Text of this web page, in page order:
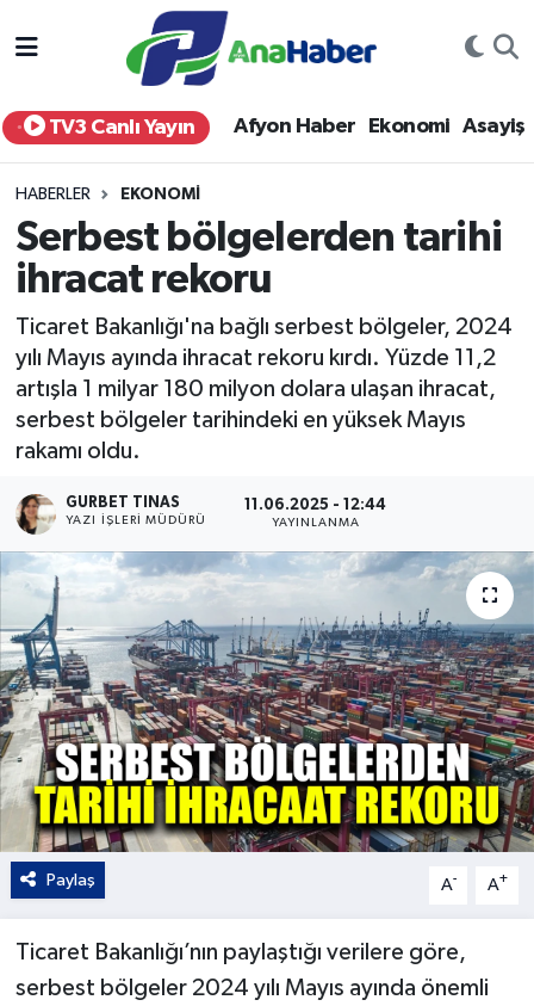
TV3 Canlı Yayın Afyon Haber Ekonomi Asayiş
HABERLER EKONOMI
Serbest bölgelerden tarihi
ihracat rekoru
Ticaret Bakanlığı'na bağlı serbest bölgeler, 2024
yılı Mayıs ayında ihracat rekoru kırdı. Yüzde 11,2
artışla 1 milyar 180 milyon dolara ulaşan ihracat,
serbest bölgeler tarihindeki en yüksek Mayıs
rakamı oldu.
GURBET TINAS
YAZI İŞLERI MÜDÜRÜ
11.06.2025 - 12:44
YAYINLANMA
Paylaş A- A+
Ticaret Bakanlığı’nın paylaştığı verilere göre,
serbest bölgeler 2024 yılı Mayıs ayında önemli
Yurt Haber
Afyon Haber
Siyaset
Spor
Eğitim
Sağlık
Teknoloji
Kültür - Sanat
Yaşam
Afyonkarahisar Nöbetçi Eczaneler
Afyonkarahisar Hava Durumu
Afyonkarahisar Trafik Yoğunluk Haritası
Süper Lig Puan Durumu ve Fikstür
Tüm Manşetler
Son Dakika Haberleri
Haber Arşivi